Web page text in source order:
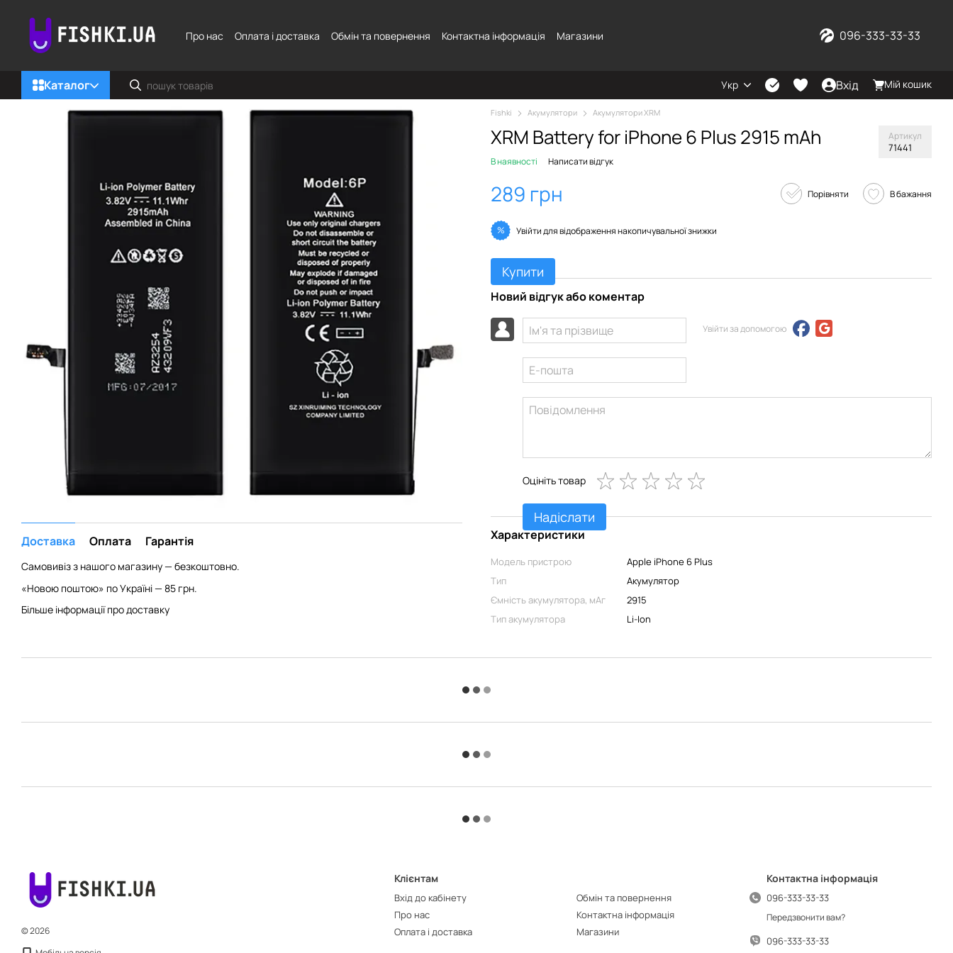
Про нас
Оплата і доставка Обмін та повернення Контактна інформація Магазини 096-333-33-33
Каталог Укр Вхід Мій кошик
Доставка Оплата Гарантія
Самовивіз з нашого магазину — безкоштовно.
«Новою поштою» по Україні — 85 грн.
Більше інформації про доставку
Fishki Акумулятори Акумулятори XRM
XRM Battery for iPhone 6 Plus 2915 mAh Артикул
71441
В наявності Написати відгук
289 грн Порівняти В бажання
% Увійтидля відображення накопичувальної знижки
Купити
Новий відгук або коментар
Увійти за допомогою
Оцініть товар
Надіслати
Характеристики
Модель пристрою
Apple iPhone 6 Plus
Тип
Акумулятор
Ємність акумулятора, мАг
2915
Тип акумулятора
Li-Ion
© 2026
Клієнтам
Вхід до кабінету
Про нас
Оплата і доставка
Обмін та повернення
Контактна інформація
Магазини
Контактна інформація
096-333-33-33
Передзвонити вам?
096-333-33-33